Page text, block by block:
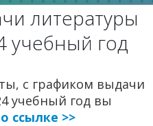
литературы
учебный год
с графиком выдачи
учебный год вы
ссылке >>